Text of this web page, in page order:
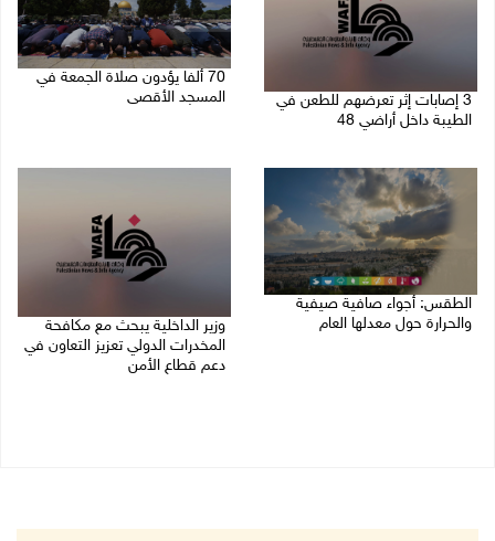
3 إصابات إثر تعرضهم للطعن في
الطيبة داخل أراضي 48
70 ألفا يؤدون صلاة الجمعة في
المسجد الأقصى
الطقس: أجواء صافية صيفية
والحرارة حول معدلها العام
وزير الداخلية يبحث مع مكافحة
المخدرات الدولي تعزيز التعاون في
دعم قطاع الأمن